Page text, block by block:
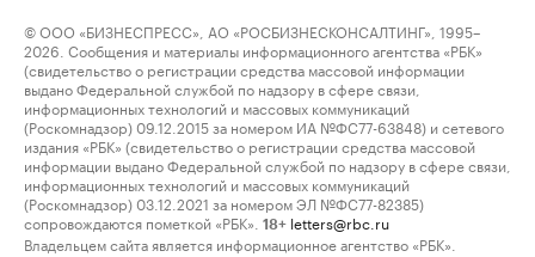
© ООО «БИЗНЕСПРЕСС», АО «РОСБИЗНЕСКОНСАЛТИНГ», 1995–
2026. Сообщения и материалы информационного агентства «РБК»
(свидетельство о регистрации средства массовой информации
выдано Федеральной службой по надзору в сфере связи,
информационных технологий и массовых коммуникаций
(Роскомнадзор) 09.12.2015 за номером ИА №ФС77-63848) и сетевого
издания «РБК» (свидетельство о регистрации средства массовой
информации выдано Федеральной службой по надзору в сфере связи,
информационных технологий и массовых коммуникаций
(Роскомнадзор) 03.12.2021 за номером ЭЛ №ФС77-82385)
сопровождаются пометкой «РБК».
18+ letters@rbc.ru
Владельцем сайта является информационное агентство «РБК».